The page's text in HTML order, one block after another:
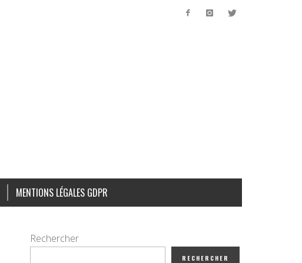
MENTIONS LÉGALES GDPR
Rechercher
RECHERCHER